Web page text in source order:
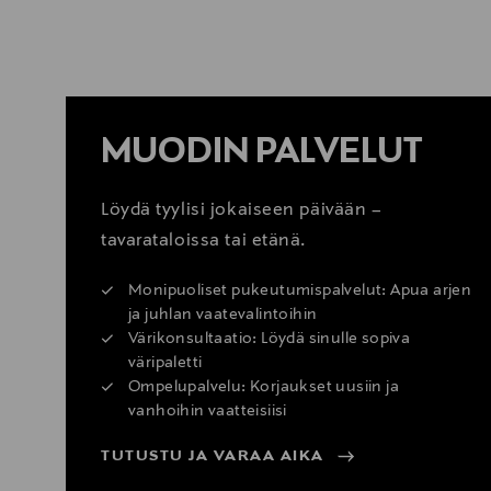
MUODIN PALVELUT
Löydä tyylisi jokaiseen päivään –
tavarataloissa tai etänä.
Monipuoliset pukeutumispalvelut: Apua arjen
ja juhlan vaatevalintoihin
Värikonsultaatio: Löydä sinulle sopiva
väripaletti
Ompelupalvelu: Korjaukset uusiin ja
vanhoihin vaatteisiisi
TUTUSTU JA VARAA AIKA